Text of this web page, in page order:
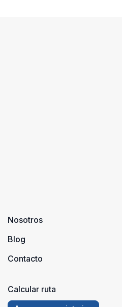
Nosotros
Blog
Contacto
Calcular ruta